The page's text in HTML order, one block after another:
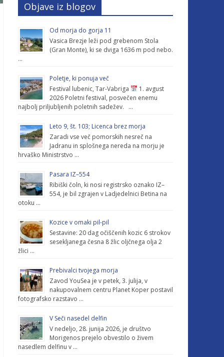
Objave iz blogov
Od morja do gorja 11
Vasica Brezje leži pod grebenom Stola
(Gran Monte), ki se dviga 1636 m pod nebo.
…
Poletje, ki ponuja več
Festival lubenic, Tar-Vabriga
1. avgust
2026 Poletni festival, posvečen enemu
najbolj priljubljenih poletnih sadežev. …
Leto 9, št. 103; Licenca brez morja
Zaradi vse več pomorskih nesreč na
Jadranu in splošnega nereda na morju je
hrvaško Ministrstvo …
Pasara IZ–554
Ribiški čoln, ki nosi registrsko oznako IZ–
554, je bil zgrajen v Ladjedelnici Betina na
otoku …
Kozice v omaki pil-pil
Sestavine: 20 dag očiščenih kozic 6 strokov
sesekljanega česna 8 žlic oljčnega olja 2
žlici …
Prebivalci tvojega morja
Zavod YouSea je v petek, 3. julija, v
nakupovalnem centru Planet Koper postavil
fotografsko razstavo …
V Seči nasedel delfin
V nedeljo, 28. junija 2026, je društvo
Morigenos prejelo obvestilo o živem
nasedlem delfinu v …